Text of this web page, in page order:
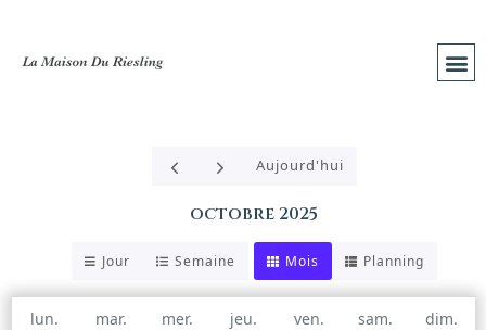
Aujourd'hui
octobre 2025
Jour Semaine Mois Planning
lun. mar. mer. jeu. ven. sam.
dim.